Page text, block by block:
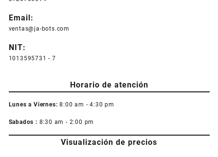
Email:
ventas@ja-bots.com
NIT:
1013595731 - 7
Horario de atención
Lunes a Viernes: 8:00 am - 4:30 pm
Sabados : 8:30 am - 2:00 pm
Visualización de precios